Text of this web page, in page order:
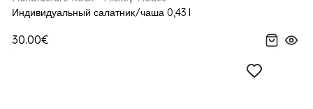
Индивидуальный салатник/чаша 0,43 l
30.00€